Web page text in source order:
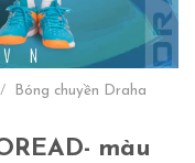
/
Bóng chuyền Draha
màu